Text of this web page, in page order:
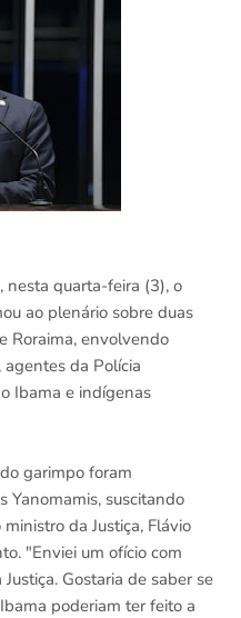
nesta quarta-feira (3), o
ao plenário sobre duas
Roraima, envolvendo
da Polícia
Ibama e indígenas
garimpo foram
Yanomamis, suscitando
da Justiça, Flávio
"Enviei um ofício com
Gostaria de saber se
poderiam ter feito a